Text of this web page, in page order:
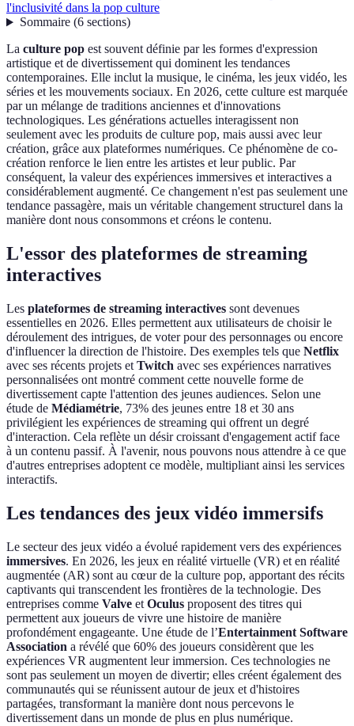
l'inclusivité dans la pop culture
Sommaire(6 sections)
La culture pop est souvent définie par les formes d'expression
artistique et de divertissement qui dominent les tendances
contemporaines. Elle inclut la musique, le cinéma, les jeux vidéo, les
séries et les mouvements sociaux. En 2026, cette culture est marquée
par un mélange de traditions anciennes et d'innovations
technologiques. Les générations actuelles interagissent non
seulement avec les produits de culture pop, mais aussi avec leur
création, grâce aux plateformes numériques. Ce phénomène de co-
création renforce le lien entre les artistes et leur public. Par
conséquent, la valeur des expériences immersives et interactives a
considérablement augmenté. Ce changement n'est pas seulement une
tendance passagère, mais un véritable changement structurel dans la
manière dont nous consommons et créons le contenu.
L'essor des plateformes de streaming
interactives
Les plateformes de streaming interactives sont devenues
essentielles en 2026. Elles permettent aux utilisateurs de choisir le
déroulement des intrigues, de voter pour des personnages ou encore
d'influencer la direction de l'histoire. Des exemples tels que Netflix
avec ses récents projets et Twitch avec ses expériences narratives
personnalisées ont montré comment cette nouvelle forme de
divertissement capte l'attention des jeunes audiences. Selon une
étude de Médiamétrie, 73% des jeunes entre 18 et 30 ans
privilégient les expériences de streaming qui offrent un degré
d'interaction. Cela reflète un désir croissant d'engagement actif face
à un contenu passif. À l'avenir, nous pouvons nous attendre à ce que
d'autres entreprises adoptent ce modèle, multipliant ainsi les services
interactifs.
Les tendances des jeux vidéo immersifs
Le secteur des jeux vidéo a évolué rapidement vers des expériences
immersives. En 2026, les jeux en réalité virtuelle (VR) et en réalité
augmentée (AR) sont au cœur de la culture pop, apportant des récits
captivants qui transcendent les frontières de la technologie. Des
entreprises comme Valve et Oculus proposent des titres qui
permettent aux joueurs de vivre une histoire de manière
profondément engageante. Une étude de l’Entertainment Software
Association a révélé que 60% des joueurs considèrent que les
expériences VR augmentent leur immersion. Ces technologies ne
sont pas seulement un moyen de divertir; elles créent également des
communautés qui se réunissent autour de jeux et d'histoires
partagées, transformant la manière dont nous percevons le
divertissement dans un monde de plus en plus numérique.